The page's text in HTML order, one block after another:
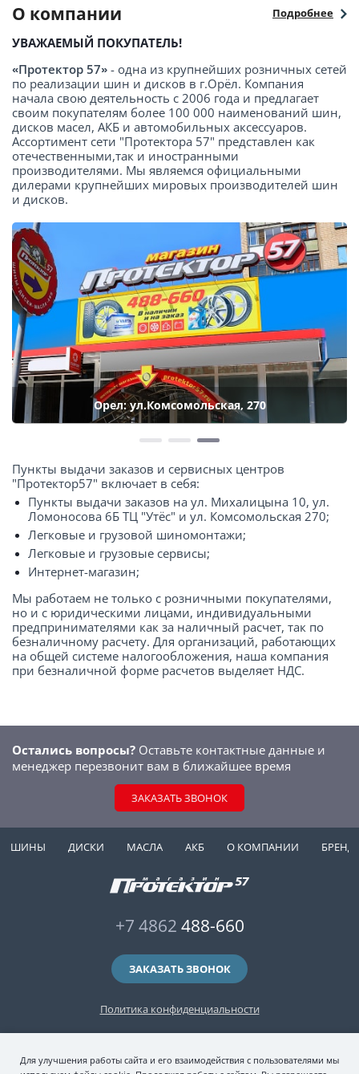
О компании Подробнее
Орел: ул.Комсомольская, 270
УВАЖАЕМЫЙ ПОКУПАТЕЛЬ!
«Протектор 57» - одна из крупнейших розничных сетей
по реализации шин и дисков в г.Орёл. Компания
начала свою деятельность с 2006 года и предлагает
своим покупателям более 100 000 наименований шин,
дисков масел, АКБ и автомобильных аксессуаров.
Ассортимент сети "Протектора 57" представлен как
отечественными,так и иностранными
производителями. Мы являемся официальными
дилерами крупнейших мировых производителей шин
и дисков.
Пункты выдачи заказов и сервисных центров
"Протектор57" включает в себя:
Пункты выдачи заказов на ул. Михалицына 10, ул.
Ломоносова 6Б ТЦ "Утёс" и ул. Комсомольская 270;
Легковые и грузовой шиномонтажи;
Легковые и грузовые сервисы;
Интернет-магазин;
Мы работаем не только с розничными покупателями,
но и с юридическими лицами, индивидуальными
предпринимателями как за наличный расчет, так по
безналичному расчету. Для организаций, работающих
на общей системе налогообложения, наша компания
при безналичной форме расчетов выделяет НДС.
Остались вопросы? Оставьте контактные данные и
менеджер перезвонит вам в ближайшее время
ЗАКАЗАТЬ ЗВОНОК
ШИНЫ ДИСКИ МАСЛА АКБ О КОМПАНИИ
Политика конфиденциальности
+7 4862 488-660
ЗАКАЗАТЬ ЗВОНОК
2006-2026 © интернет-магазин "Протектор 57" — автомобильные шины
(зимние и летние шины), колесные диски, шиномонтаж и хранение шин.
Для улучшения работы сайта и его взаимодействия с пользователями мы